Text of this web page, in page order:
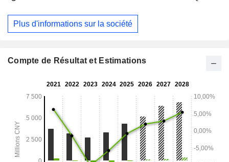
vie. La société exerce ses activités sur le marché national et
à l'international.
Plus d'informations sur la société
Compte de Résultat et Estimations